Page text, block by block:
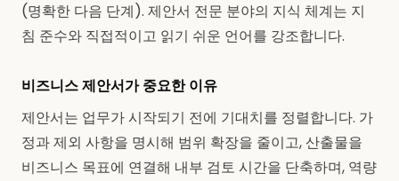
(명확한 다음 단계). 제안서 전문 분야의 지식 체계는 지
침 준수와 직접적이고 읽기 쉬운 언어를 강조합니다.
비즈니스 제안서가 중요한 이유
제안서는 업무가 시작되기 전에 기대치를 정렬합니다. 가
정과 제외 사항을 명시해 범위 확장을 줄이고, 산출물을
비즈니스 목표에 연결해 내부 검토 시간을 단축하며, 역량